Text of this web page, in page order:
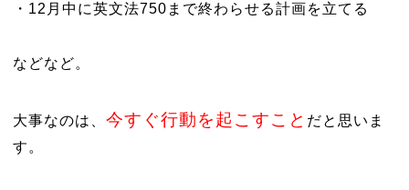
・12月中に英文法750まで終わらせる計画を立てる
などなど。
大事なのは、 今すぐ行動を起こすこと だと思いま
す。